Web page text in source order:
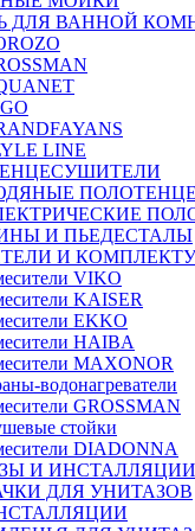
ДЛЯ ВАННОЙ
LINE
И ПЬЕДЕСТАЛЫ
И
VIKO
KAISER
EKKO
HAIBA
MAXONOR
водонагреватели
GROSSMAN
стойки
DIADONNA
И ИНСТАЛЛЯЦИИ
ДЛЯ УНИТАЗОВ